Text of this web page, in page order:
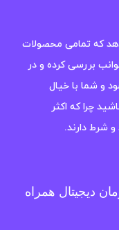
که تمامی محصولات
بررسی کرده و در
و شما با خیال
چرا که اکثر
شرط دارند.
دیجیتال همراه